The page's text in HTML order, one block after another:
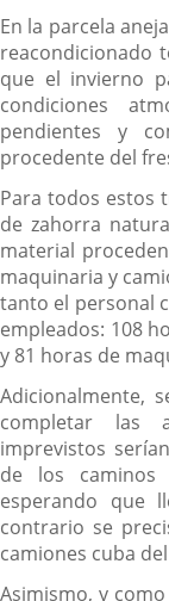
En la parcela
reacondicionado
que el invierno
condiciones
pendientes y
procedente del
Para todos estos
de zahorra
material
maquinaria y
tanto el personal
empleados: 108
y 81 horas de
Adicionalmente,
completar las
imprevistos
de los
esperando que
contrario se
camiones cuba
Asimismo, y